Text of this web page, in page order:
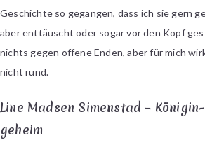
Geschichte so gegangen, dass ich sie gern
aber enttäuscht oder sogar vor den Kopf
nichts gegen offene Enden, aber für mich
nicht rund.
Line Madsen Simenstad –
geheim